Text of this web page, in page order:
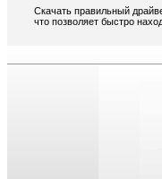
Скачать правильный
что позволяет быстро